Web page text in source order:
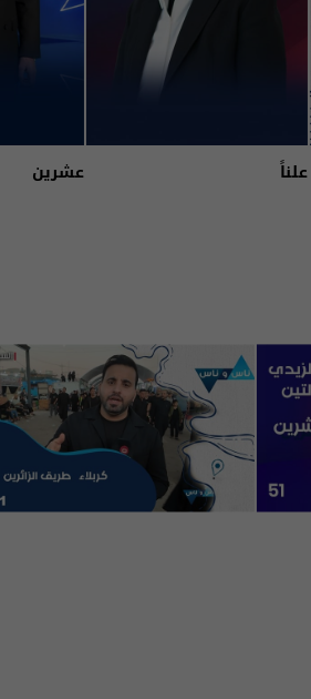
علناً عشرين